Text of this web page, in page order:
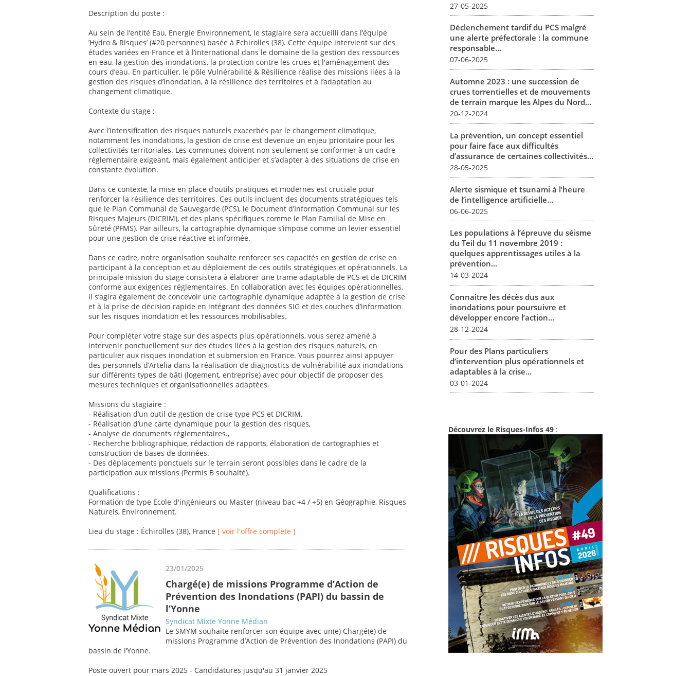
Description du poste :
Au sein de l’entité Eau, Energie Environnement, le stagiaire sera accueilli dans l’équipe
’Hydro & Risques’ (#20 personnes) basée à Echirolles (38). Cette équipe intervient sur des
études variées en France et à l’international dans le domaine de la gestion des ressources
en eau, la gestion des inondations, la protection contre les crues et l'aménagement des
cours d’eau. En particulier, le pôle Vulnérabilité & Résilience réalise des missions liées à la
gestion des risques d’inondation, à la résilience des territoires et à l’adaptation au
changement climatique.
Contexte du stage :
Avec l’intensification des risques naturels exacerbés par le changement climatique,
notamment les inondations, la gestion de crise est devenue un enjeu prioritaire pour les
collectivités territoriales. Les communes doivent non seulement se conformer à un cadre
réglementaire exigeant, mais également anticiper et s’adapter à des situations de crise en
constante évolution.
Dans ce contexte, la mise en place d’outils pratiques et modernes est cruciale pour
renforcer la résilience des territoires. Ces outils incluent des documents stratégiques tels
que le Plan Communal de Sauvegarde (PCS), le Document d’Information Communal sur les
Risques Majeurs (DICRIM), et des plans spécifiques comme le Plan Familial de Mise en
Sûreté (PFMS). Par ailleurs, la cartographie dynamique s’impose comme un levier essentiel
pour une gestion de crise réactive et informée.
Dans ce cadre, notre organisation souhaite renforcer ses capacités en gestion de crise en
participant à la conception et au déploiement de ces outils stratégiques et opérationnels. La
principale mission du stage consistera à élaborer une trame adaptable de PCS et de DICRIM
conforme aux exigences réglementaires. En collaboration avec les équipes opérationnelles,
il s’agira également de concevoir une cartographie dynamique adaptée à la gestion de crise
et à la prise de décision rapide en intégrant des données SIG et des couches d’information
sur les risques inondation et les ressources mobilisables.
Pour compléter votre stage sur des aspects plus opérationnels, vous serez amené à
intervenir ponctuellement sur des études liées à la gestion des risques naturels, en
particulier aux risques inondation et submersion en France. Vous pourrez ainsi appuyer
des personnels d’Artelia dans la réalisation de diagnostics de vulnérabilité aux inondations
sur différents types de bâti (logement, entreprise) avec pour objectif de proposer des
mesures techniques et organisationnelles adaptées.
Missions du stagiaire :
- Réalisation d’un outil de gestion de crise type PCS et DICRIM,
- Réalisation d’une carte dynamique pour la gestion des risques,
- Analyse de documents réglementaires.,
- Recherche bibliographique, rédaction de rapports, élaboration de cartographies et
construction de bases de données.
- Des déplacements ponctuels sur le terrain seront possibles dans le cadre de la
participation aux missions (Permis B souhaité).
Qualifications :
Formation de type Ecole d'ingénieurs ou Master (niveau bac +4 / +5) en Géographie, Risques
Naturels, Environnement.
Lieu du stage : Échirolles (38), France [ voir l'offre complète ]
23/01/2025
Chargé(e) de missions Programme d’Action de
Prévention des Inondations (PAPI) du bassin de
l’Yonne
Syndicat Mixte Yonne Médian
Le SMYM souhaite renforcer son équipe avec un(e) Chargé(e) de
missions Programme d’Action de Prévention des Inondations (PAPI) du
bassin de l’Yonne.
Poste ouvert pour mars 2025 - Candidatures jusqu'au 31 janvier 2025
27-05-2025
Déclenchement tardif du PCS malgré
une alerte préfectorale : la commune
responsable...
07-06-2025
Automne 2023 : une succession de
crues torrentielles et de mouvements
de terrain marque les Alpes du Nord...
20-12-2024
La prévention, un concept essentiel
pour faire face aux difficultés
d’assurance de certaines collectivités...
28-05-2025
Alerte sismique et tsunami à l’heure
de l’intelligence artificielle...
06-06-2025
Les populations à l’épreuve du séisme
du Teil du 11 novembre 2019 :
quelques apprentissages utiles à la
prévention...
14-03-2024
Connaitre les décès dus aux
inondations pour poursuivre et
développer encore l’action...
28-12-2024
Pour des Plans particuliers
d’intervention plus opérationnels et
adaptables à la crise...
03-01-2024
Découvrez le Risques-Infos 49 :